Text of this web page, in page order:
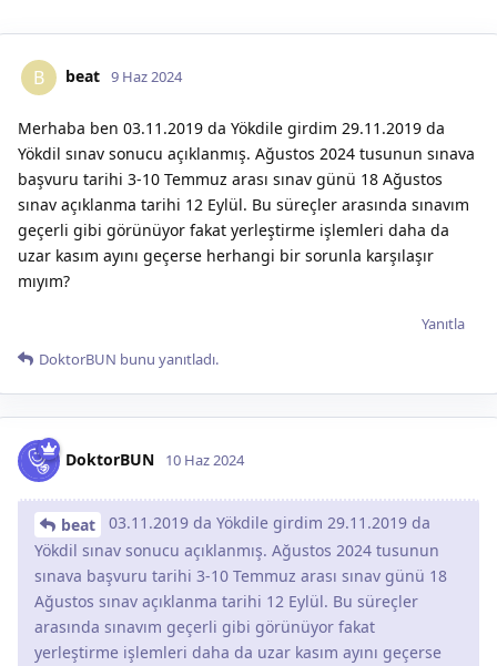
B beat 9 Haz 2024
Merhaba ben 03.11.2019 da Yökdile girdim 29.11.2019 da
Yökdil sınav sonucu açıklanmış. Ağustos 2024 tusunun sınava
başvuru tarihi 3-10 Temmuz arası sınav günü 18 Ağustos
sınav açıklanma tarihi 12 Eylül. Bu süreçler arasında sınavım
geçerli gibi görünüyor fakat yerleştirme işlemleri daha da
uzar kasım ayını geçerse herhangi bir sorunla karşılaşır
mıyım?
Yanıtla
DoktorBUN bunu yanıtladı.
DoktorBUN 10 Haz 2024
beat
03.11.2019 da Yökdile girdim 29.11.2019 da
Yökdil sınav sonucu açıklanmış. Ağustos 2024 tusunun
sınava başvuru tarihi 3-10 Temmuz arası sınav günü 18
Ağustos sınav açıklanma tarihi 12 Eylül. Bu süreçler
arasında sınavım geçerli gibi görünüyor fakat
yerleştirme işlemleri daha da uzar kasım ayını geçerse